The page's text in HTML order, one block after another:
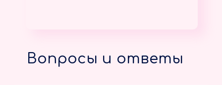
Вопросы и ответы